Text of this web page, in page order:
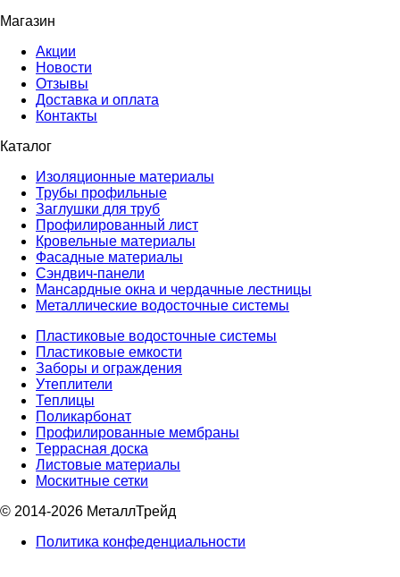
Магазин
Акции
Новости
Отзывы
Доставка и оплата
Контакты
Каталог
Изоляционные материалы
Трубы профильные
Заглушки для труб
Профилированный лист
Кровельные материалы
Фасадные материалы
Сэндвич-панели
Мансардные окна и чердачные лестницы
Металлические водосточные системы
Пластиковые водосточные системы
Пластиковые емкости
Заборы и ограждения
Утеплители
Теплицы
Поликарбонат
Профилированные мембраны
Террасная доска
Листовые материалы
Москитные сетки
© 2014-2026 МеталлТрейд
Политика конфеденциальности